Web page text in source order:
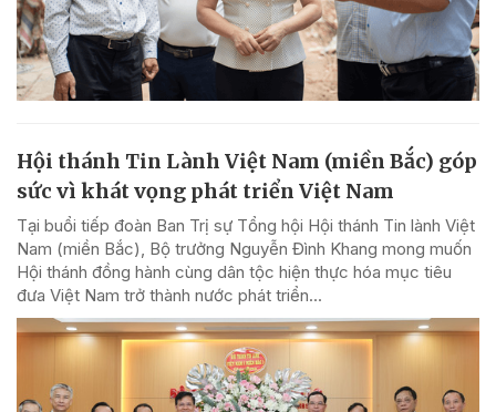
Hội thánh Tin Lành Việt Nam (miền Bắc) góp
sức vì khát vọng phát triển Việt Nam
Tại buổi tiếp đoàn Ban Trị sự Tổng hội Hội thánh Tin lành Việt
Nam (miền Bắc), Bộ trưởng Nguyễn Đình Khang mong muốn
Hội thánh đồng hành cùng dân tộc hiện thực hóa mục tiêu
đưa Việt Nam trở thành nước phát triển...